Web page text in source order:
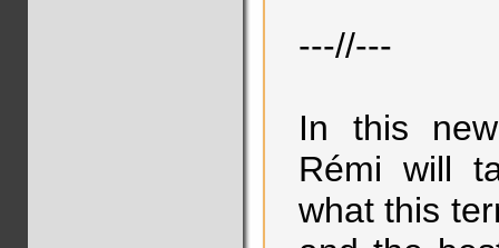
---//---
In this
Rémi will
what this